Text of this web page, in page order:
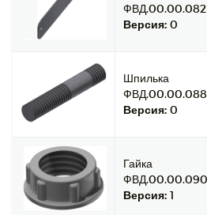
ФВД.00.00.082
Версия: 0
Шпилька
ФВД.00.00.088
Версия: 0
Гайка
ФВД.00.00.090
Версия: 1